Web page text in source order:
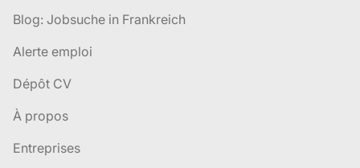
Blog: Jobsuche in Frankreich
Alerte emploi
Dépôt CV
À propos
Entreprises